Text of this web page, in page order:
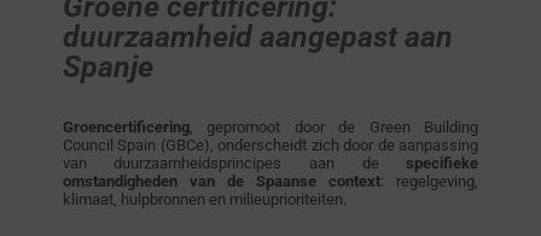
duurzaamheid aangepast aan
Spanje
Groencertificering, gepromoot door de Green Building
Council Spain (GBCe), onderscheidt zich door de aanpassing
van duurzaamheidsprincipes aan de specifieke
omstandigheden van de Spaanse context: regelgeving,
klimaat, hulpbronnen en milieuprioriteiten.